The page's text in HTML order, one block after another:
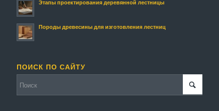
Этапы проектирования деревянной лестницы
Породы древесины для изготовления лестниц
ПОИСК ПО САЙТУ